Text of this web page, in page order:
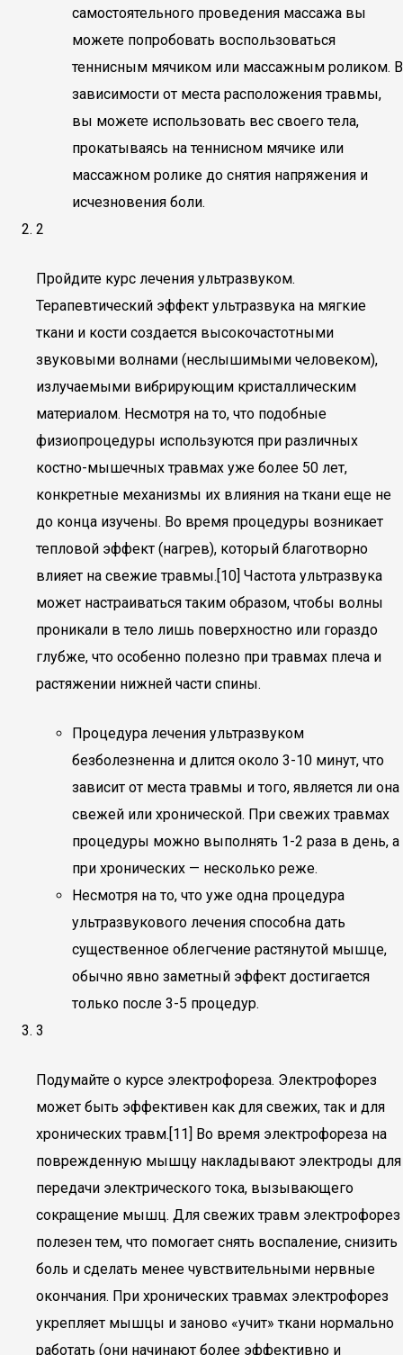
самостоятельного проведения массажа вы
можете попробовать воспользоваться
теннисным мячиком или массажным роликом. В
зависимости от места расположения травмы,
вы можете использовать вес своего тела,
прокатываясь на теннисном мячике или
массажном ролике до снятия напряжения и
исчезновения боли.
2
Пройдите курс лечения ультразвуком.
Терапевтический эффект ультразвука на мягкие
ткани и кости создается высокочастотными
звуковыми волнами (неслышимыми человеком),
излучаемыми вибрирующим кристаллическим
материалом. Несмотря на то, что подобные
физиопроцедуры используются при различных
костно-мышечных травмах уже более 50 лет,
конкретные механизмы их влияния на ткани еще не
до конца изучены. Во время процедуры возникает
тепловой эффект (нагрев), который благотворно
влияет на свежие травмы.[10] Частота ультразвука
может настраиваться таким образом, чтобы волны
проникали в тело лишь поверхностно или гораздо
глубже, что особенно полезно при травмах плеча и
растяжении нижней части спины.
Процедура лечения ультразвуком
безболезненна и длится около 3-10 минут, что
зависит от места травмы и того, является ли она
свежей или хронической. При свежих травмах
процедуры можно выполнять 1-2 раза в день, а
при хронических — несколько реже.
Несмотря на то, что уже одна процедура
ультразвукового лечения способна дать
существенное облегчение растянутой мышце,
обычно явно заметный эффект достигается
только после 3-5 процедур.
3
Подумайте о курсе электрофореза. Электрофорез
может быть эффективен как для свежих, так и для
хронических травм.[11] Во время электрофореза на
поврежденную мышцу накладывают электроды для
передачи электрического тока, вызывающего
сокращение мышц. Для свежих травм электрофорез
полезен тем, что помогает снять воспаление, снизить
боль и сделать менее чувствительными нервные
окончания. При хронических травмах электрофорез
укрепляет мышцы и заново «учит» ткани нормально
работать (они начинают более эффективно и